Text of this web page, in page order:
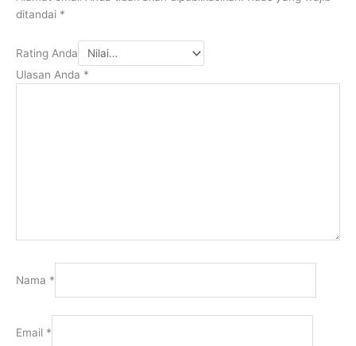
ditandai *
Rating Anda
Ulasan Anda *
Nama *
Email *